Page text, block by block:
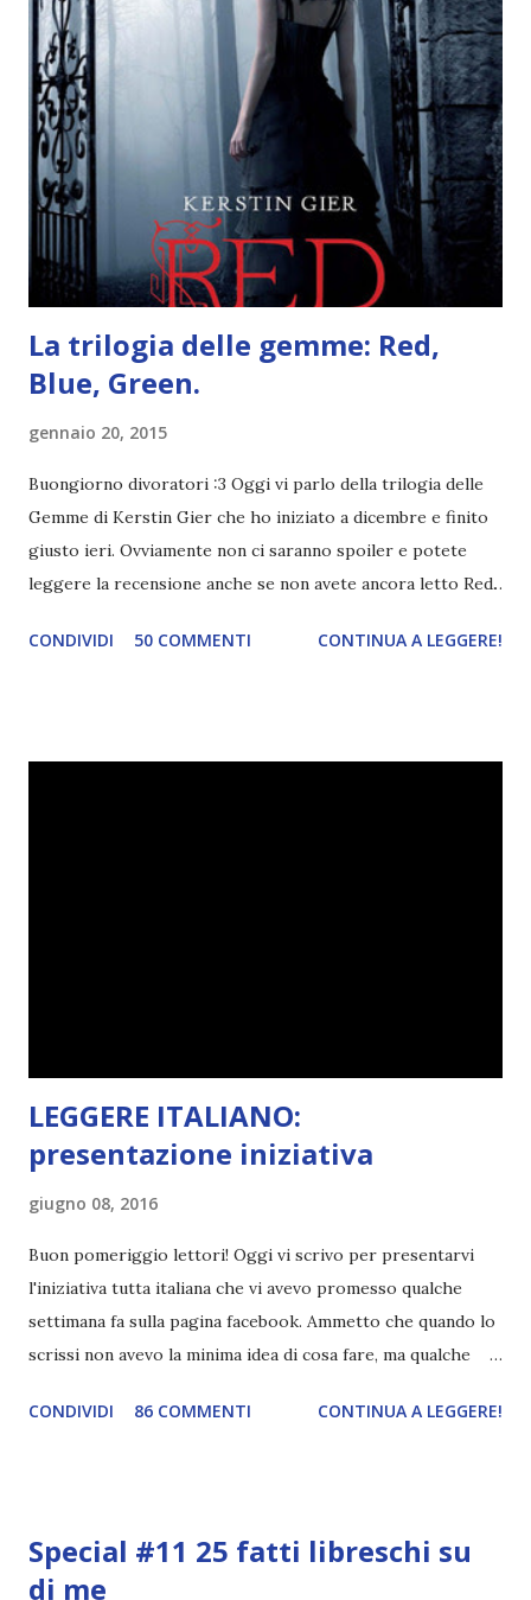
obiettivi! OBIETTIVI Iniziamo con un obiettivo facile facile:
un libro ambientato in Australia . Mare, mare, mare !
L'Oceania è circondata dal mare! Un libro nel quale il mare è
l'elemento fondamentale. Un libro sulle sirene, un libro con
protagonisti dei surfisti.. un libro importante nella storia
della letteratura australiana, neozelandese, ecc . l'Oceania
è ricca di natura! Leggete un libro con una cover molto, ...
La trilogia delle gemme: Red,
Blue, Green.
gennaio 20, 2015
Buongiorno divoratori :3 Oggi vi parlo della trilogia delle
Gemme di Kerstin Gier che ho iniziato a dicembre e finito
giusto ieri. Ovviamente non ci saranno spoiler e potete
leggere la recensione anche se non avete ancora letto Red.
Green sono state delle letture molto piacevoli ma non
CONDIVIDI 50 COMMENTI CONTINUA A LEGGERE!
LEGGERE ITALIANO:
presentazione iniziativa
giugno 08, 2016
Buon pomeriggio lettori! Oggi vi scrivo per presentarvi
l'iniziativa tutta italiana che vi avevo promesso qualche
settimana fa sulla pagina facebook. Ammetto che quando lo
scrissi non avevo la minima idea di cosa fare, ma qualche
href="http://divoratoridilibri.blogspot.com/2016/06/legg
titoli e passiamo alla spiegazione di questa iniziativa che
sarà piuttosto difficile (per me). Siccome è tipo la terza
CONDIVIDI 86 COMMENTI CONTINUA A LEGGERE!
Special #11 25 fatti libreschi su
di me